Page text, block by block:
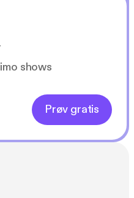
shows
Prøv gratis